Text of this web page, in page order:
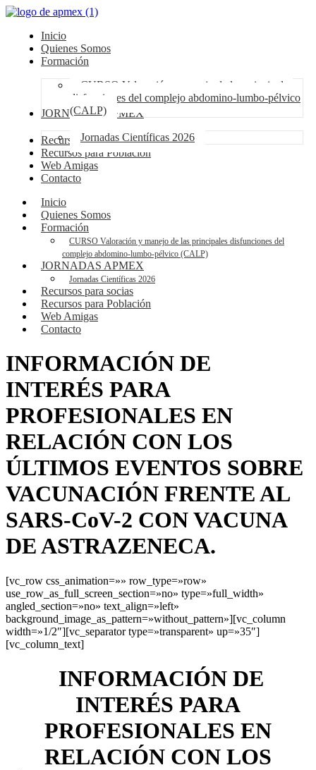
Inicio
Quienes Somos
Formación
CURSO Valoración y manejo de las principales
disfunciones del complejo abdomino-lumbo-pélvico
(CALP)
JORNADAS APMEX
Jornadas Científicas 2026
Recursos para socias
Recursos para Población
Web Amigas
Contacto
Inicio
Quienes Somos
Formación
CURSO Valoración y manejo de las principales disfunciones del
complejo abdomino-lumbo-pélvico (CALP)
JORNADAS APMEX
Jornadas Científicas 2026
Recursos para socias
Recursos para Población
Web Amigas
Contacto
INFORMACIÓN DE
INTERÉS PARA
PROFESIONALES EN
RELACIÓN CON LOS
ÚLTIMOS EVENTOS SOBRE
VACUNACIÓN FRENTE AL
SARS-CoV-2 CON VACUNA
DE ASTRAZENECA.
[vc_row css_animation=»» row_type=»row»
use_row_as_full_screen_section=»no» type=»full_width»
angled_section=»no» text_align=»left»
background_image_as_pattern=»without_pattern»][vc_column
width=»1/2″][vc_separator type=»transparent» up=»35″]
[vc_column_text]
INFORMACIÓN DE
INTERÉS PARA
PROFESIONALES EN
RELACIÓN CON LOS